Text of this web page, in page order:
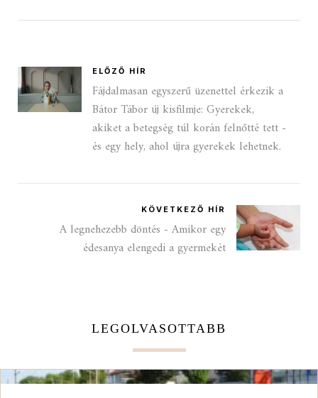
ELŐZŐ HÍR
Fájdalmasan egyszerű üzenettel érkezik a
Bátor Tábor új kisfilmje: Gyerekek,
akiket a betegség túl korán felnőtté tett -
és egy hely, ahol újra gyerekek lehetnek.
KÖVETKEZŐ HÍR
A legnehezebb döntés - Amikor egy
édesanya elengedi a gyermekét
LEGOLVASOTTABB